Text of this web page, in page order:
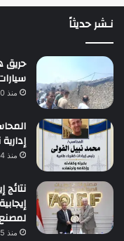
نـشر حديثاً
حريق
منذ 10 ساعات
منذ 4 أيام
نتائج
لمصنع
منذ 5 أيام